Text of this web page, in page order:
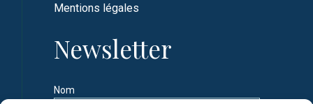
Mentions légales
Newsletter
Nom